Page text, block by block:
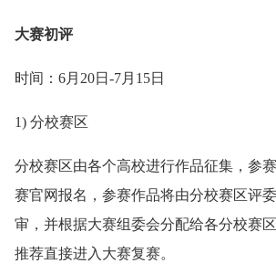
大赛初评
时间：6月20日-7月15日
1) 分校赛区
分校赛区由各个高校进行作品征集，参
赛官网报名，参赛作品将由分校赛区评
审，并根据大赛组委会分配给各分校赛
推荐直接进入大赛复赛。